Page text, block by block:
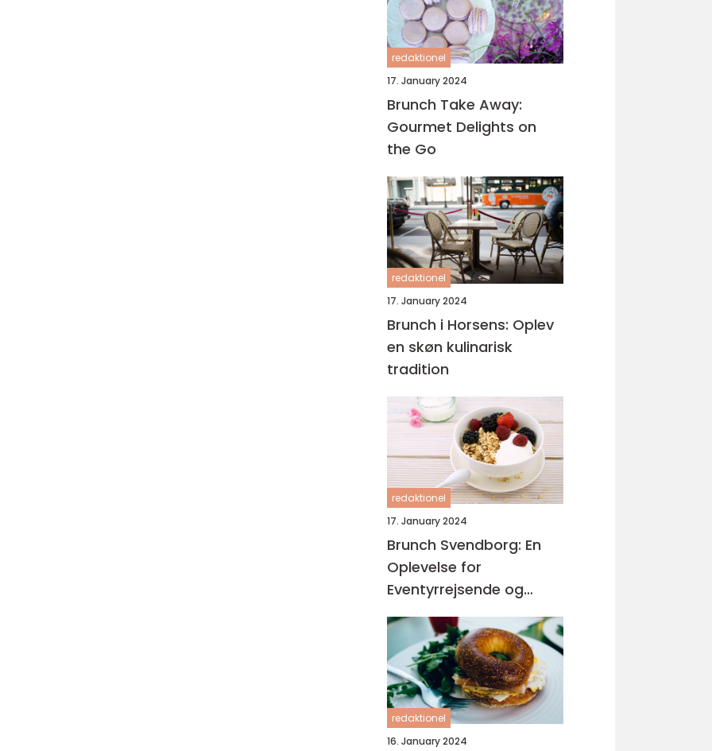
redaktionel
17. January 2024
Brunch Take Away:
Gourmet Delights on
the Go
redaktionel
17. January 2024
Brunch i Horsens: Oplev
en skøn kulinarisk
tradition
redaktionel
17. January 2024
Brunch Svendborg: En
Oplevelse for
Eventyrrejsende og
Backpackere
redaktionel
16. January 2024